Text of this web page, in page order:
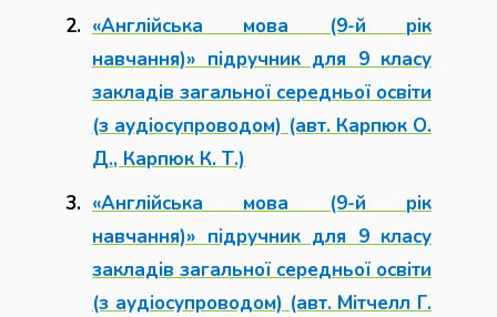
«Англійська мова (9-й рік
навчання)» підручник для 9 класу
закладів загальної середньої освіти
(з аудіосупроводом) (авт. Карпюк О.
Д., Карпюк К. Т.)
«Англійська мова (9-й рік
навчання)» підручник для 9 класу
закладів загальної середньої освіти
(з аудіосупроводом) (авт. Мітчелл Г.